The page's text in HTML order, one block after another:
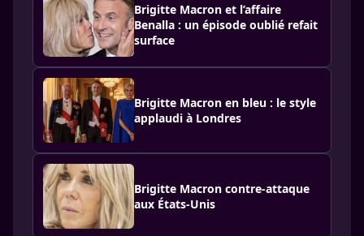
Brigitte Macron et l’affaire
Benalla : un épisode oublié refait
surface
Brigitte Macron en bleu : le style
applaudi à Londres
Brigitte Macron contre-attaque
aux États-Unis